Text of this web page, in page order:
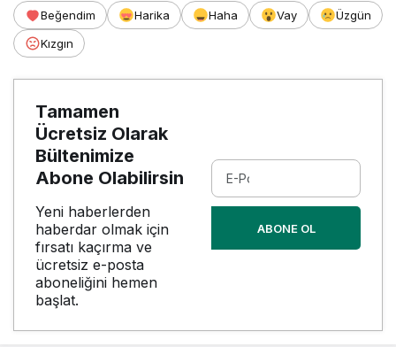
Beğendim Harika Haha Vay
Üzgün
Kızgın
Tamamen
Ücretsiz Olarak
Bültenimize
Abone Olabilirsin
Yeni haberlerden
haberdar olmak için
fırsatı kaçırma ve
ücretsiz e-posta
aboneliğini hemen
başlat.
ABONE OL